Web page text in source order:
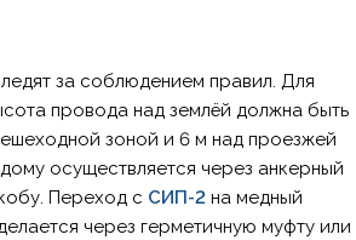
за соблюдением правил. Для
провода над землёй должна быть
зоной и 6 м над проезжей
осуществляется через анкерный
Переход с СИП-2 на медный
через герметичную муфту или